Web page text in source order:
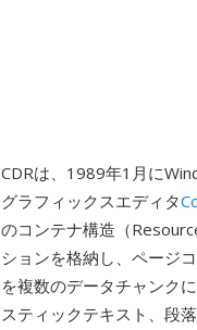
CDRは、1989年1月に
グラフィックスエディタ
のコンテナ構造（
ションを格納し、ページ
を複数のデータチャンク
スティックテキスト、段